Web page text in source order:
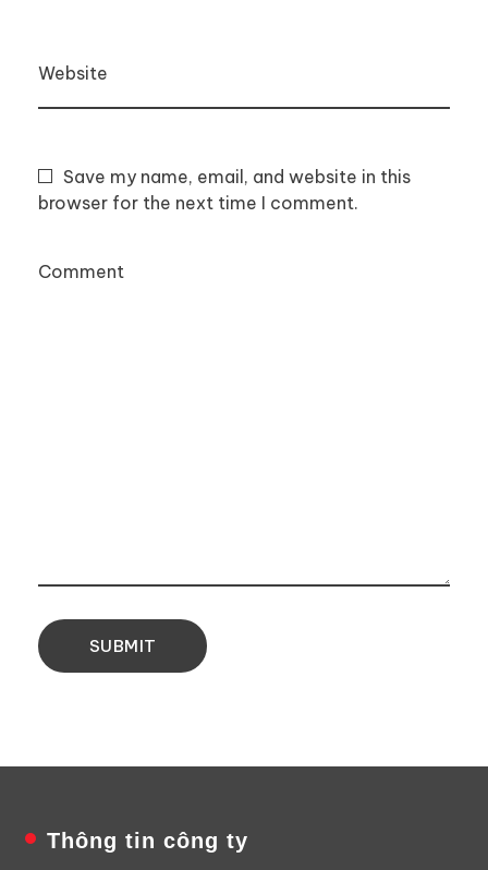
Website
Save my name, email, and website in this
browser for the next time I comment.
Comment
Thông tin công ty